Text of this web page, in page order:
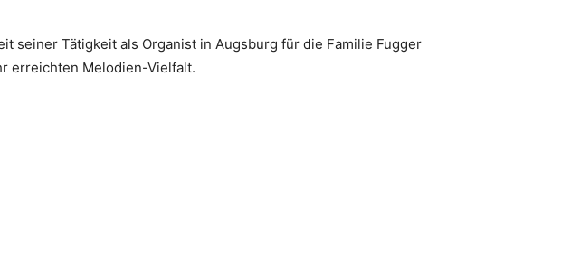
seiner Tätigkeit als Organist in Augsburg für die Familie Fugger
erreichten Melodien-Vielfalt.